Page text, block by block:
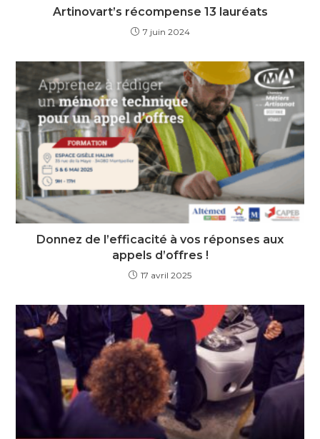
Artinovart’s récompense 13 lauréats
7 juin 2024
Donnez de l’efficacité à vos réponses aux
appels d’offres !
17 avril 2025